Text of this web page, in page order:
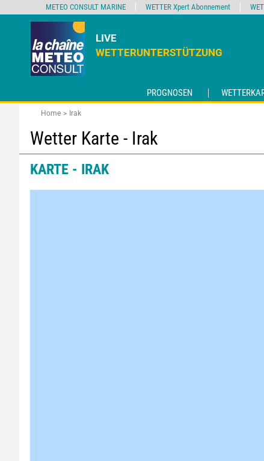
LIVE
WETTERUNTERSTÜTZUNG
PROGNOSEN
Home Irak
Wetter Karte - Irak
KARTE - IRAK
METEO CONSULT MARINE WETTER Xpert Abonnement